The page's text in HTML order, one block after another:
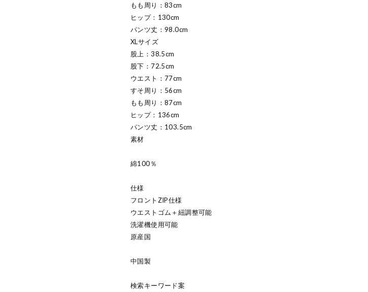
もも周り：83cm
ヒップ：130cm
パンツ丈：98.0cm
XLサイズ
股上：38.5cm
股下：72.5cm
ウエスト：77cm
すそ周り：56cm
もも周り：87cm
ヒップ：136cm
パンツ丈：103.5cm
素材
綿100％
仕様
フロントZIP仕様
ウエストゴム＋紐調整可能
洗濯機使用可能
原産国
中国製
検索キーワード案